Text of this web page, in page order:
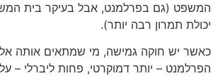
המשפט (גם בפרלמנט, אבל בעיקר בית
יכולת תמרון רבה יותר).
כאשר יש חוקה גמישה, מי שמתאים אותה אל
הפרלמנט – יותר דמוקרטי, פחות ליברלי –